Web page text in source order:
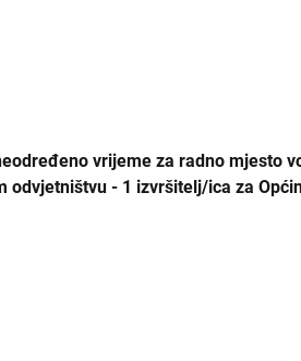
ŽDO Varaždin
vrijeme za radno mjesto
- 1 izvršitelj/ica za